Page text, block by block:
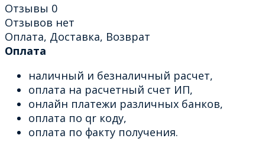
Отзывы 0
Отзывов нет
Оплата, Доставка, Возврат
Оплата
наличный и безналичный расчет,
оплата на расчетный счет ИП,
онлайн платежи различных банков,
оплата по qr коду,
оплата по факту получения.